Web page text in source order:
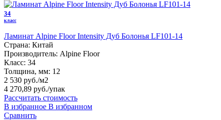
34
класс
Ламинат Alpine Floor Intensity Дуб Болонья LF101-14
Страна: Китай
Производитель: Alpine Floor
Класс: 34
Толщина, мм: 12
2 530 руб./м2
4 270,89 руб./упак
Рассчитать стоимость
В избранное В избранном
Сравнить